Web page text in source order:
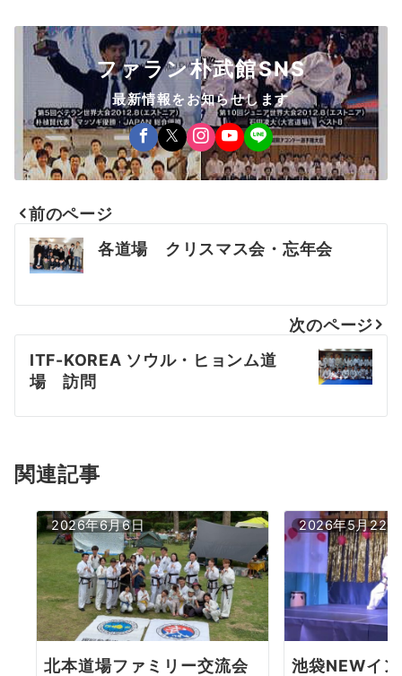
ファラン朴武館SNS
最新情報をお知らせします
投
稿
ナ
ビ
ゲ
ョ
ン
前のページ
各道場 クリスマス会・忘年会
次のページ
ITF-KOREA ソウル・ヒョンム道
場 訪問
関連記事
2026年6月6日
北本道場ファミリー交流会
2026年5月22日
池袋NEWイ